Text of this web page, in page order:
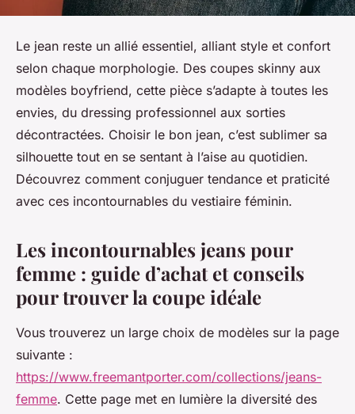
Le jean reste un allié essentiel, alliant style et confort
selon chaque morphologie. Des coupes skinny aux
modèles boyfriend, cette pièce s’adapte à toutes les
envies, du dressing professionnel aux sorties
décontractées. Choisir le bon jean, c’est sublimer sa
silhouette tout en se sentant à l’aise au quotidien.
Découvrez comment conjuguer tendance et praticité
avec ces incontournables du vestiaire féminin.
Les incontournables jeans pour
femme : guide d’achat et conseils
pour trouver la coupe idéale
Vous trouverez un large choix de modèles sur la page
suivante :
https://www.freemantporter.com/collections/jeans-
femme. Cette page met en lumière la diversité des